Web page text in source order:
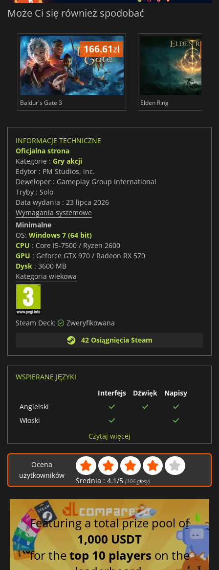
Może Ci się również spodobać
166.61zł
Baldur's Gate 3 Elden Ring
INFORMACJE TECHNICZNE
Oficjalna strona
Kategorie : Gry akcji
Edytor : PM Studios, inc.
Deweloper : Gameplay Group International
Tryby : Solo
Data wydania : 23 lipca 2026
Wymagania systemowe
Minimalne
OS: Windows 7 (64 bit)
CPU : Core i5-7500 / Ryzen 2600
GPU : Geforce GTX 970 / Radeon RX 570
Dysk : 3600 MB
Kategoria wiekowa
Steam Deck:
Zweryfikowana
42 Osiągnięcia Steam
WSPIERANE JĘZYKI
Interfejs
Dźwięk
Napisy
Angielski
Włoski
Francuski
Niemiecki
Czytaj więcej
Ocena
użytkowników
Średnia : 4.1/5 (106głosy)
Featuring a total prize pool of
1,000 USDT
for thetop 10 players on the